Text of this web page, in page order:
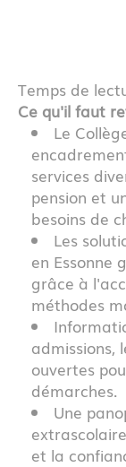
Temps de
Ce qu'il faut
Le
services
pension et
besoins de
Les
en Essonne
grâce à
méthodes
admissions,
ouvertes
démarches.
Une
et la